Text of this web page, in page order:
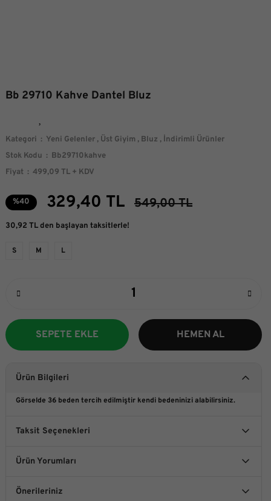
Bb 29710 Kahve Dantel Bluz
Kategori Yeni Gelenler , Üst Giyim , Bluz , İndirimli Ürünler
Stok Kodu
Bb29710kahve
Fiyat
499,09 TL + KDV
%40 329,40 TL 549,00 TL
30,92 TL den başlayan taksitlerle!
S M L
SEPETE EKLE HEMEN AL
Ürün Bilgileri
Görselde 36 beden tercih edilmiştir kendi bedeninizi alabilirsiniz.
Taksit Seçenekleri
Ürün Yorumları
Önerileriniz